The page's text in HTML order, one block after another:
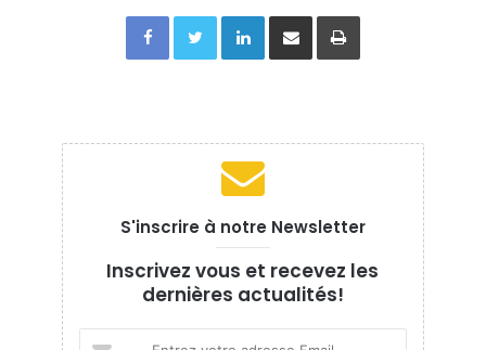
FacebookTwitterLinkedinPartager par email Imprimer
S'inscrire à notre Newsletter
Inscrivez vous et recevez les
dernières actualités!